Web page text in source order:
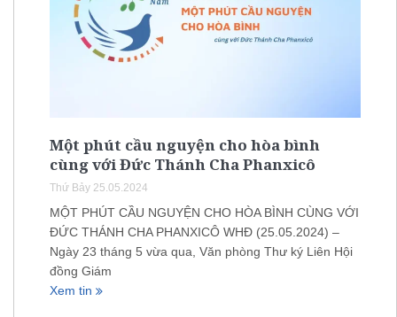
Một phút cầu nguyện cho hòa bình
cùng với Đức Thánh Cha Phanxicô
Thứ Bảy 25.05.2024
MỘT PHÚT CẦU NGUYỆN CHO HÒA BÌNH CÙNG VỚI
ĐỨC THÁNH CHA PHANXICÔ WHĐ (25.05.2024) –
Ngày 23 tháng 5 vừa qua, Văn phòng Thư ký Liên Hội
đồng Giám
Xem tin